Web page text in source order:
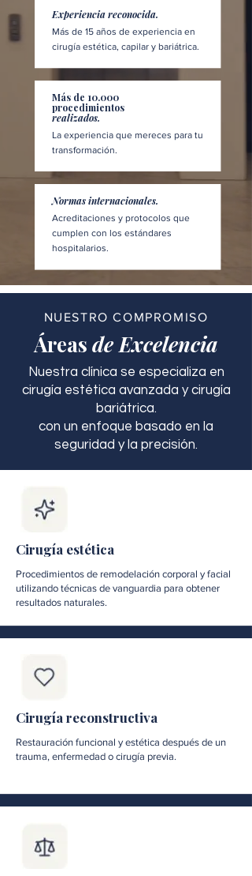
Experiencia reconocida.
Más de 15 años de experiencia en
cirugía estética, capilar y bariátrica.
Más de 10.000
procedimientos
realizados.
La experiencia que mereces para tu
transformación.
Normas internacionales.
Acreditaciones y protocolos que
cumplen con los estándares
hospitalarios.
NUESTRO COMPROMISO
Áreas de Excelencia
Nuestra clínica se especializa en
cirugía estética avanzada y cirugía
bariátrica.
con un enfoque basado en la
seguridad y la precisión.
Cirugía estética
Procedimientos de remodelación corporal y facial
utilizando técnicas de vanguardia para obtener
resultados naturales.
Cirugía reconstructiva
Restauración funcional y estética después de un
trauma, enfermedad o cirugía previa.